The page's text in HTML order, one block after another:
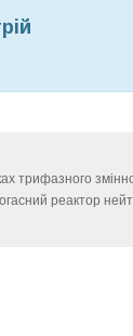
трифазного
реактор